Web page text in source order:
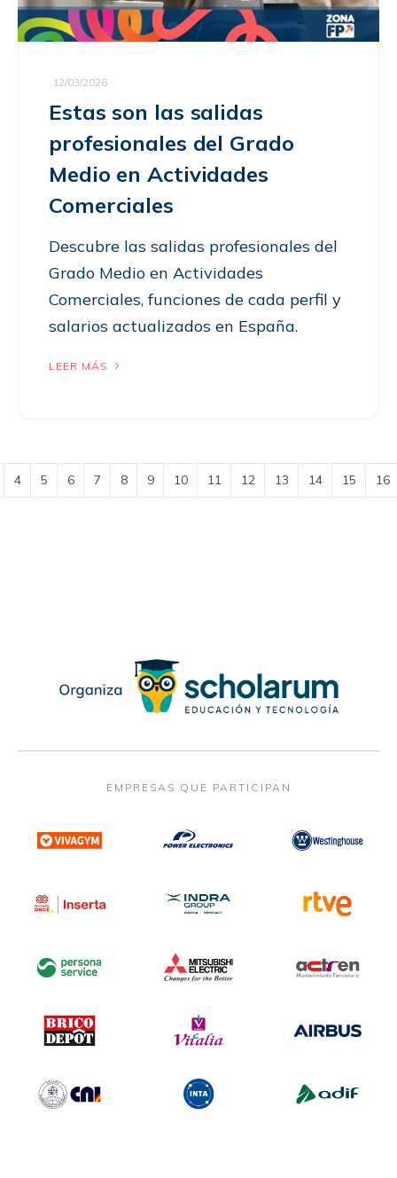
12/03/2026
Estas son las salidas
profesionales del Grado
Medio en Actividades
Comerciales
Descubre las salidas profesionales del
Grado Medio en Actividades
Comerciales, funciones de cada perfil y
salarios actualizados en España.
LEER MÁS
4 5 6 7 8 9 10 11 12 13 14 15 16
EMPRESAS QUE PARTICIPAN